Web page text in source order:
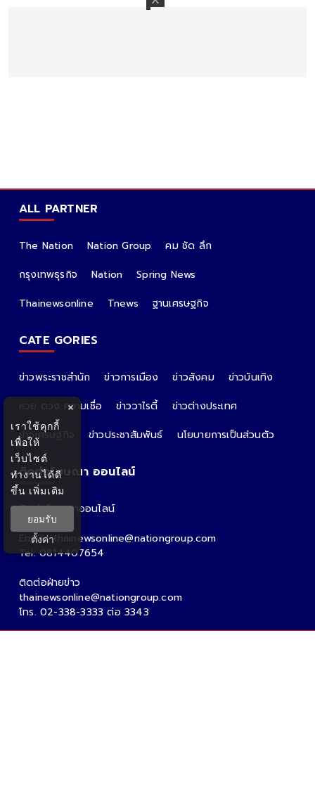
ALL PARTNER
The Nation Nation Group
คม ชัด ลึก
กรุงเทพธุรกิจ
Nation
Spring News
Thainewsonline
Tnews ฐานเศรษฐกิจ
CATE GORIES
ข่าวพระราชสำนัก ข่าวการเมือง ข่าวสังคม
ข่าวบันเทิง
หวย ดวง ความเชื่อ
ข่าววาไรตี้
ข่าวต่างประเทศ
ข่าวเศรษฐกิจ
ข่าวประชาสัมพันธ์ นโยบายการเป็นส่วนตัว
ติดต่อโฆษณา ออนไลน์
ติดต่อโฆษณาออนไลน์
คุณอ้อ
Email : thainewsonline@nationgroup.com
Tel: 0814407654
ติดต่อฝ่ายข่าว
thainewsonline@nationgroup.com
โทร. 02-338-3333 ต่อ 3343
×
เราใช้คุกกี้
เพื่อให้
เว็บไซต์
ทำงานได้ดี
ขึ้น เพิ่มเติม
ยอมรับ
ตั้งค่า